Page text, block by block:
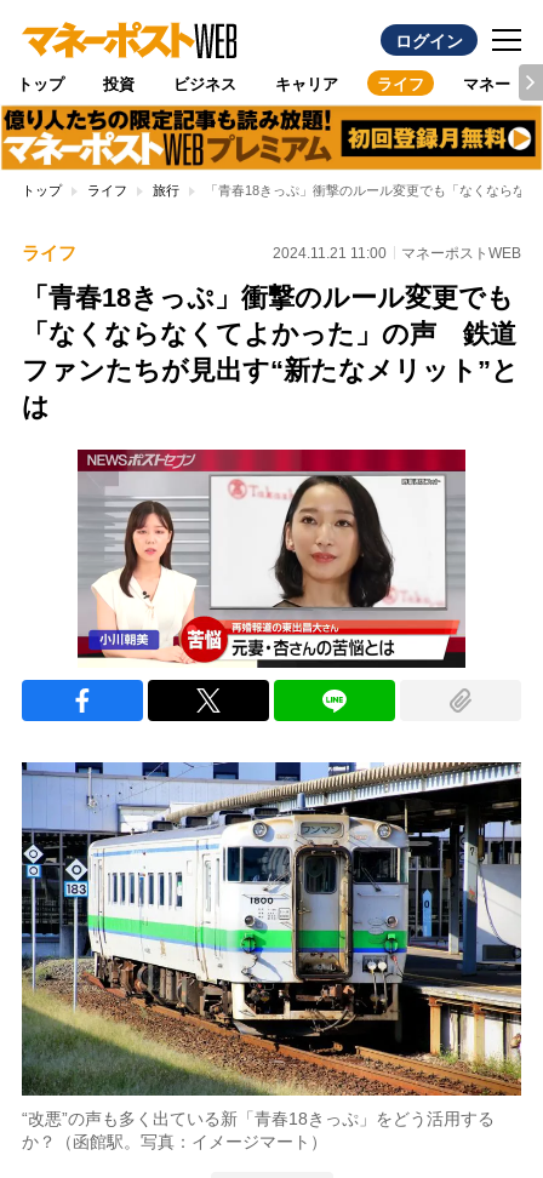
ログイン
トップ 投資 ビジネス キャリア ライフ マネー
トップ ライフ 旅行 「青春18きっぷ」衝撃のルール変更でも「なくならな
ライフ 2024.11.21 11:00 マネーポストWEB
「青春18きっぷ」衝撃のルール変更でも
「なくならなくてよかった」の声 鉄道
ファンたちが見出す“新たなメリット”と
は
“改悪”の声も多く出ている新「青春18きっぷ」をどう活用する
か？（函館駅。写真：イメージマート）